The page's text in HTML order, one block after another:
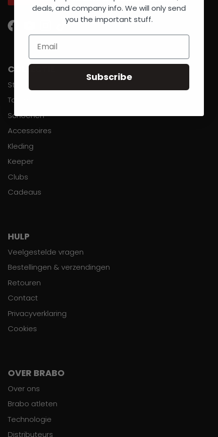
COLLECTIE
Sticks
Tassen
Schoenen
Accessoires
Kleding
Keeper
Clubs
Cadeaus
HULP
Veelgestelde vragen
Bestellingen & verzendingen
Retouren
Contact
Privacyverklaring
Cookies
OVER BRABO
Over ons
Brabo atleten
Technologie
Distributeurs
deals, and company info. We will only send
you the important stuff.
Email
Subscribe